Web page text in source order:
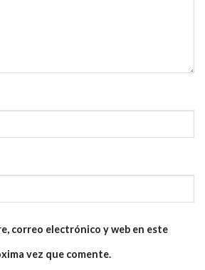
correo electrónico y web en este
vez que comente.